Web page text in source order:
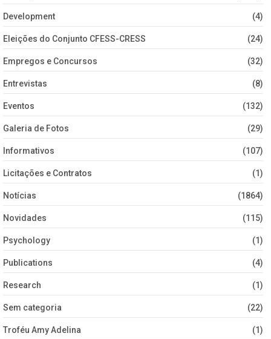
Development (4)
Eleições do Conjunto CFESS-CRESS (24)
Empregos e Concursos (32)
Entrevistas (8)
Eventos (132)
Galeria de Fotos (29)
Informativos (107)
Licitações e Contratos (1)
Notícias (1864)
Novidades (115)
Psychology (1)
Publications (4)
Research (1)
Sem categoria (22)
Troféu Amy Adelina (1)